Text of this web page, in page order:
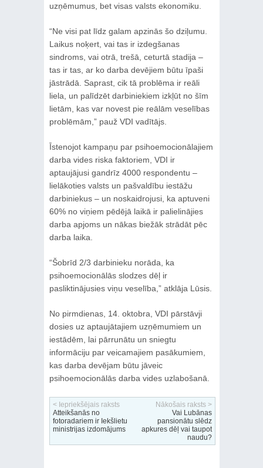
uzņēmumus, bet visas valsts ekonomiku.
“Ne visi pat līdz galam apzinās šo dziļumu.
Laikus noķert, vai tas ir izdegšanas
sindroms, vai otrā, trešā, ceturtā stadija –
tas ir tas, ar ko darba devējiem būtu īpaši
jāstrādā. Saprast, cik tā problēma ir reāli
liela, un palīdzēt darbiniekiem izkļūt no šīm
lietām, kas var novest pie reālām veselības
problēmām,” pauž VDI vadītājs.
Īstenojot kampaņu par psihoemocionālajiem
darba vides riska faktoriem, VDI ir
aptaujājusi gandrīz 4000 respondentu –
lielākoties valsts un pašvaldību iestāžu
darbiniekus – un noskaidrojusi, ka aptuveni
60% no viņiem pēdējā laikā ir palielinājies
darba apjoms un nākas biežāk strādāt pēc
darba laika.
“Šobrīd 2/3 darbinieku norāda, ka
psihoemocionālās slodzes dēļ ir
pasliktinājusies viņu veselība,” atklāja Lūsis.
No pirmdienas, 14. oktobra, VDI pārstāvji
dosies uz aptaujātajiem uzņēmumiem un
iestādēm, lai pārrunātu un sniegtu
informāciju par veicamajiem pasākumiem,
kas darba devējam būtu jāveic
psihoemocionālās darba vides uzlabošanā.
< Iepriekšējais raksts
Atteikšanās no
fotoradariem ir Iekšlietu
ministrijas izdomājums
Nākošais raksts >
Vai Lubānas
pansionātu slēdz
apkures dēļ vai taupot
naudu?